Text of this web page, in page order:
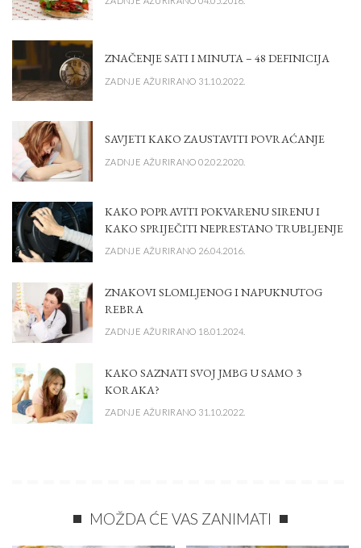
ZNAČENJE SATI I MINUTA – 48 DEFINICIJA
ZADNJE AŽURIRANO 31.10.2022.
SAVJETI KAKO ZAUSTAVITI POVRAĆANJE
ZADNJE AŽURIRANO 02.02.2020.
KAKO POPRAVITI POKVARENU SIRENU I
KAKO SPRIJEČITI NEPRESTANO TRUBLJENJE
ZADNJE AŽURIRANO 26.04.2016.
ZNAKOVI SLOMLJENOG I NAPUKNUTOG
REBRA
ZADNJE AŽURIRANO 18.01.2024.
KAKO SAZNATI SVOJ JMBG U SAMO 3
KORAKA?
ZADNJE AŽURIRANO 31.10.2022.
MOŽDA ĆE VAS ZANIMATI